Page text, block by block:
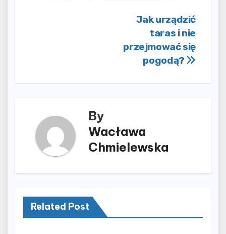
Jak urządzić
taras i nie
przejmować się
pogodą?
By
Wacława
Chmielewska
Related Post